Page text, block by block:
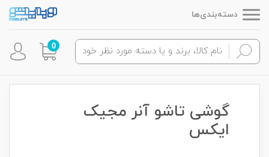
دسته‌بندی‌ها
0
گوشی تاشو آنر مجیک
ایکس